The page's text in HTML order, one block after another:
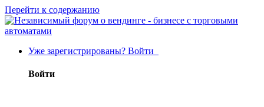
Перейти к содержанию
Уже зарегистрированы? Войти
Войти